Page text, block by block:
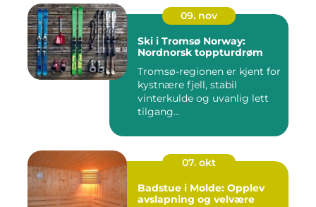
09. nov
Ski i Tromsø Norway:
Nordnorsk toppturdrøm
Tromsø-regionen er kjent for
kystnære fjell, stabil
vinterkulde og uvanlig lett
tilgang...
07. okt
Badstue i Molde: Opplev
avslapning og velvære